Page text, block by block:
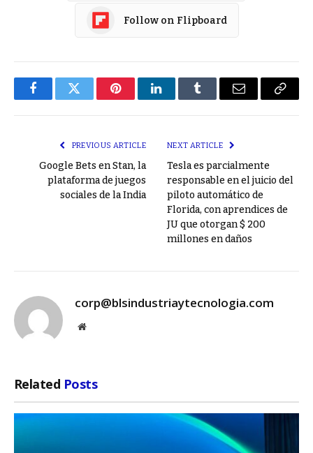
Follow on Flipboard
FacebookTwitter PinterestLinkedInTumblr Email
Copy
PREVIOUS ARTICLE
Google Bets en Stan, la
plataforma de juegos
sociales de la India
NEXT ARTICLE
Tesla es parcialmente
responsable en el juicio del
piloto automático de
Florida, con aprendices de
JU que otorgan $ 200
millones en daños
corp@blsindustriaytecnologia.com
Website
Related Posts